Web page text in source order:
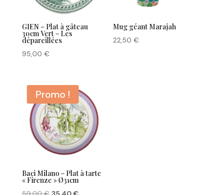
GIEN – Plat à gâteau
30cm Vert – Les
dépareillées
95,00 €
Mug géant Marajah
22,50€
Promo !
Baci Milano – Plat à tarte
« Firenze » Ø31cm
Le
Le